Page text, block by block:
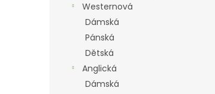
Westernová
Dámská
Pánská
Dětská
Anglická
Dámská